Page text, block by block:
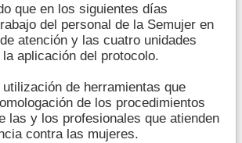
que en los siguientes días
del personal de la Semujer en
atención y las cuatro unidades
aplicación del protocolo.
de herramientas que
de los procedimientos
las y los profesionales que atienden
contra las mujeres.